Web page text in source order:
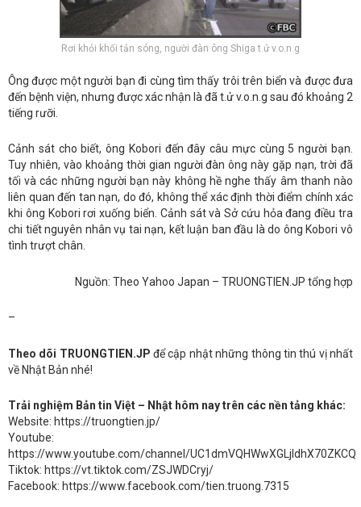
Rơi khỏi khối tản sóng, người đàn ông Shiga t.ử v.o.n.g
Ông được một người bạn đi cùng tìm thấy trôi trên biển và được đưa
đến bệnh viện, nhưng được xác nhận là đã t.ử v.o.n.g sau đó khoảng 2
tiếng rưỡi.
Cảnh sát cho biết, ông Kobori đến đây câu mực cùng 5 người bạn.
Tuy nhiên, vào khoảng thời gian người đàn ông này gặp nạn, trời đã
tối và các những người bạn này không hề nghe thấy âm thanh nào
liên quan đến tan nạn, do đó, không thể xác định thời điểm chính xác
khi ông Kobori rơi xuống biển. Cảnh sát và Sở cứu hỏa đang điều tra
chi tiết nguyên nhân vụ tai nạn, kết luận ban đầu là do ông Kobori vô
tình trượt chân.
Nguồn: Theo Yahoo Japan – TRUONGTIEN.JP tổng hợp
–
Theo dõi TRUONGTIEN.JP để cập nhật những thông tin thú vị nhất
về Nhật Bản nhé!
Trải nghiệm Bản tin Việt – Nhật hôm nay trên các nền tảng khác:
Website: https://truongtien.jp/
Youtube:
https://www.youtube.com/channel/UC1dmVQHWwXGLjldhX70ZKCQ
Tiktok: https://vt.tiktok.com/ZSJWDCryj/
Facebook: https://www.facebook.com/tien.truong.7315